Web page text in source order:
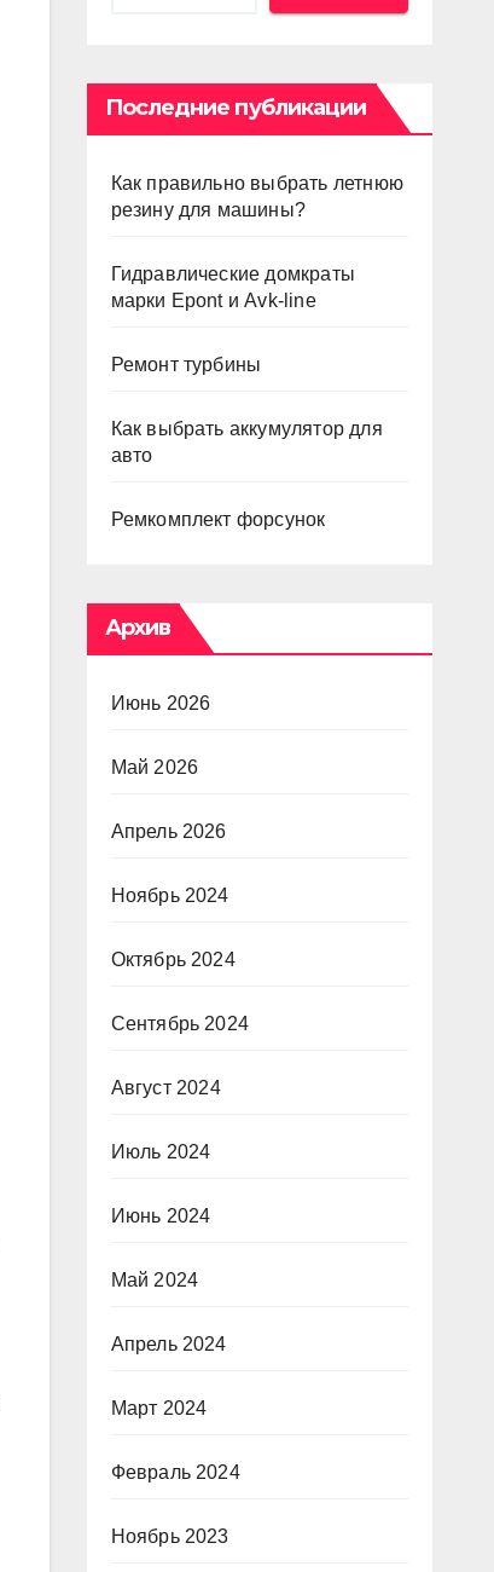
Последние публикации
Как правильно выбрать летнюю
резину для машины?
Гидравлические домкраты
марки Epont и Avk-line
Ремонт турбины
Как выбрать аккумулятор для
авто
Ремкомплект форсунок
Архив
Июнь 2026
Май 2026
Апрель 2026
Ноябрь 2024
Октябрь 2024
Сентябрь 2024
Август 2024
Июль 2024
Июнь 2024
Май 2024
Апрель 2024
Март 2024
Февраль 2024
Ноябрь 2023